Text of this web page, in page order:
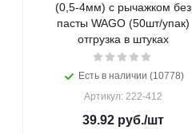
(0,5-4мм) с рычажком без
пасты WAGO (50шт/упак)
отгрузка в штуках
Есть в наличии (10778)
Артикул: 222-412
39.92руб./шт